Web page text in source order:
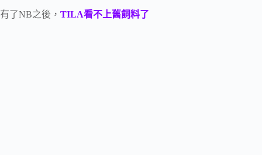
有了NB之後， TILA看不上舊飼料了